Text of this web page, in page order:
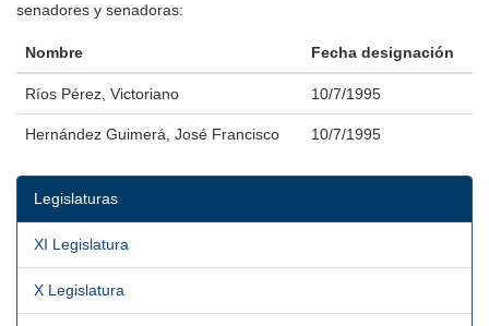
senadores y senadoras:
Nombre Fecha designación
Ríos Pérez, Victoriano 10/7/1995
Hernández Guimerá, José Francisco 10/7/1995
Legislaturas
XI Legislatura
X Legislatura